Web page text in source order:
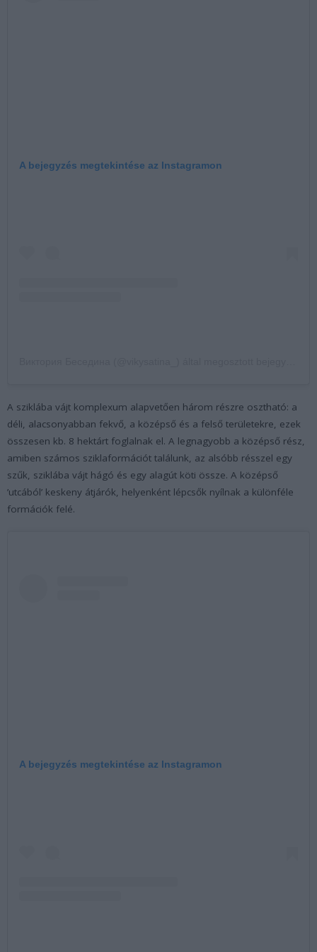
A bejegyzés megtekintése az Instagramon
A sziklába vájt komplexum alapvetően három részre osztható: a
déli, alacsonyabban fekvő, a középső és a felső területekre, ezek
összesen kb. 8 hektárt foglalnak el. A legnagyobb a középső rész,
amiben számos sziklaformációt találunk, az alsóbb résszel egy
szűk, sziklába vájt hágó és egy alagút köti össze. A középső
’utcából’ keskeny átjárók, helyenként lépcsők nyílnak a különféle
formációk felé.
A bejegyzés megtekintése az Instagramon